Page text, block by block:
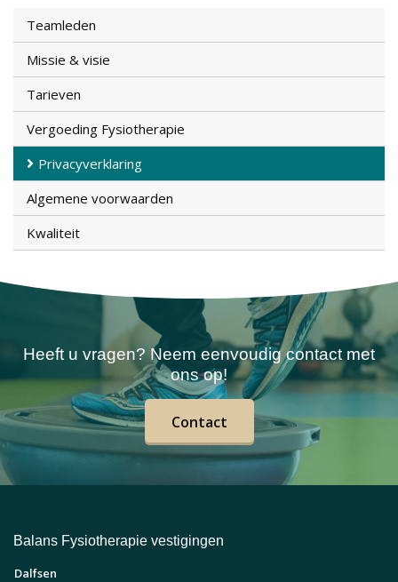
Teamleden
Missie & visie
Tarieven
Vergoeding Fysiotherapie
Privacyverklaring
Algemene voorwaarden
Kwaliteit
Heeft u vragen? Neem eenvoudig contact met
ons op!
Contact
Balans Fysiotherapie vestigingen
Dalfsen